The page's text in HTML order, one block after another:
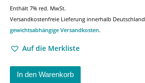
Enthält 7% red. MwSt.
Versandkostenfreie Lieferung innerhalb
gewichtsabhängige Versandkosten.
Auf die Merkliste
In den Warenkorb